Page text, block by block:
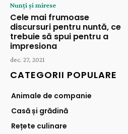
Nunți și mirese
Cele mai frumoase
discursuri pentru nuntă, ce
trebuie să spui pentru a
impresiona
dec. 27, 2021
CATEGORII POPULARE
Animale de companie
Casă și grădină
Rețete culinare